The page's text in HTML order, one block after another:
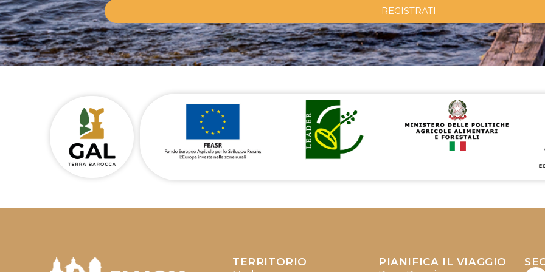
REGISTRATI
TERRITORIO PIANIFICA IL VIAGGIO